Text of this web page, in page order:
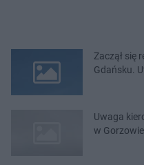
Zaczął się
Gdańsku.
Uwaga
w